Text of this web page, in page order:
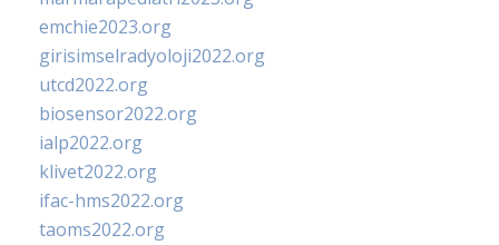
emchie2023.org
girisimselradyoloji2022.org
utcd2022.org
biosensor2022.org
ialp2022.org
klivet2022.org
ifac-hms2022.org
taoms2022.org